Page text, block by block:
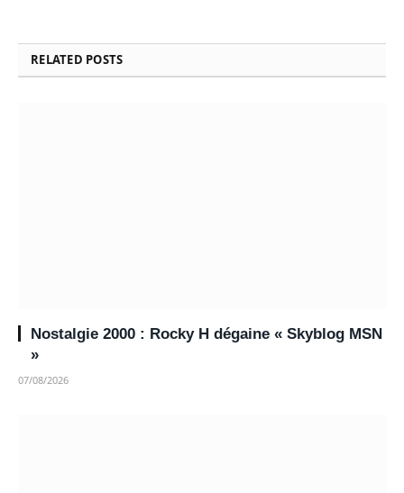
RELATED POSTS
Nostalgie 2000 : Rocky H dégaine « Skyblog MSN
»
07/08/2026